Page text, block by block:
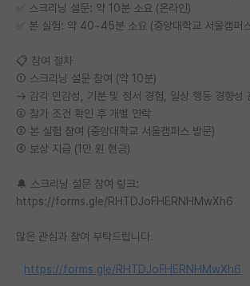
이벤트
반도체 아카데미
재팬라운지 🌸
✅ 스크리닝 설문: 약 10분 소요 (온라인)
✅ 본 실험: 약 40~45분 소요 (중앙대학교 서울캠퍼
📋 참여 절차
① 스크리닝 설문 참여 (약 10분)
→ 감각 민감성, 기분 및 정서 경험, 일상 행동 경향성
② 참가 조건 확인 후 개별 연락
③ 본 실험 참여 (중앙대학교 서울캠퍼스 방문)
④ 보상 지급 (1만 원 현금)
🔔 스크리닝 설문 참여 링크:
https://forms.gle/RHTDJoFHERNHMwXh6
많은 관심과 참여 부탁드립니다.
https://forms.gle/RHTDJoFHERNHMwXh6